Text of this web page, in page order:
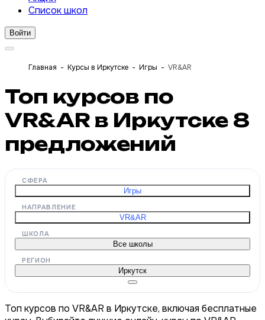
Список школ
Войти
Главная Курсы в Иркутске Игры VR&AR
Топ курсов по
VR&AR в Иркутске 8
предложений
СФЕРА
Игры
НАПРАВЛЕНИЕ
VR&AR
ШКОЛА
Все школы
РЕГИОН
Иркутск
Топ курсов по VR&AR в Иркутске, включая бесплатные